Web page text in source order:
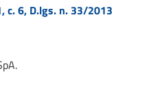
c. 6, D.lgs. n. 33/2013